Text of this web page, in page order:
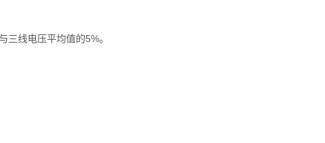
线电压平均值的5%。